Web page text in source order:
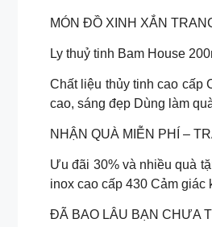
MÓN ĐỒ XINH XẮN
Ly thuỷ tinh Bam House
Chất liệu thủy tinh cao cấp
cao, sáng đẹp Dùng làm
NHẬN QUÀ MIỄN PHÍ –
Ưu đãi 30% và nhiều quà
inox cao cấp 430 Cảm giác
ĐÃ BAO LÂU BẠN CHƯA